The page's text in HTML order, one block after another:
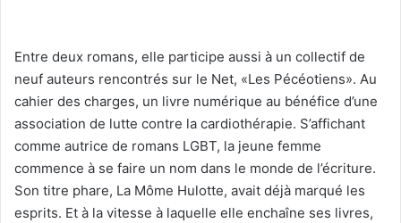
Entre deux romans, elle participe aussi à un collectif de
neuf auteurs rencontrés sur le Net, «Les Pécéotiens». Au
cahier des charges, un livre numérique au bénéfice d’une
association de lutte contre la cardiothérapie. S’affichant
comme autrice de romans LGBT, la jeune femme
commence à se faire un nom dans le monde de l’écriture.
Son titre phare, La Môme Hulotte, avait déjà marqué les
esprits. Et à la vitesse à laquelle elle enchaîne ses livres,